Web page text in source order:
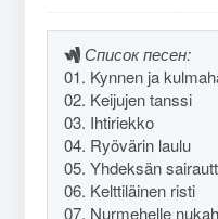
Список песен:
01. Kynnen ja
02. Keijujen tanssi
03. Ihtiriekko
04. Ryövärin laulu
05. Yhdeksän
06. Kelttiläinen risti
07. Nurmehelle